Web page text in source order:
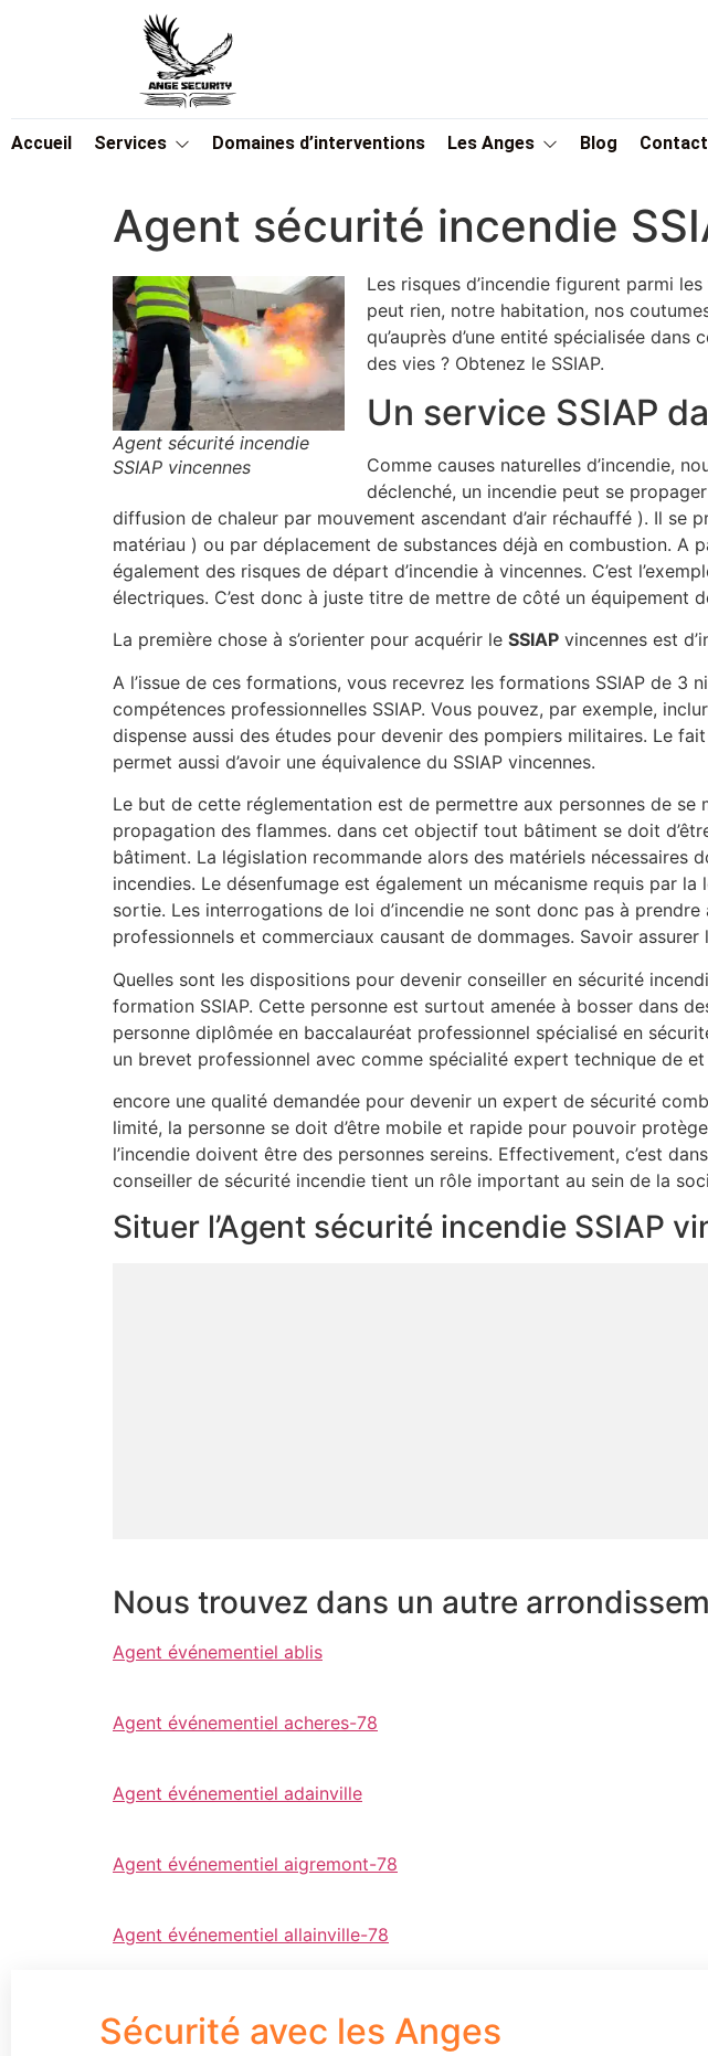
Accueil Services Domaines d’interventions Les Anges Blog Contact
Agent sécurité incendie
Agent sécurité incendie
SSIAP vincennes
Les risques d’incendie figurent parmi
peut rien, notre habitation, nos
qu’auprès d’une entité spécialisée
des vies ? Obtenez le SSIAP.
Un service SSIAP
Comme causes naturelles d’incendie,
déclenché, un incendie peut se
diffusion de chaleur par mouvement ascendant d’air réchauffé ). Il se
matériau ) ou par déplacement de substances déjà en combustion.
également des risques de départ d’incendie à vincennes. C’est
électriques. C’est donc à juste titre de mettre de côté un équipement
La première chose à s’orienter pour acquérir le SSIAP vincennes est
A l’issue de ces formations, vous recevrez les formations SSIAP de 3
compétences professionnelles SSIAP. Vous pouvez, par exemple,
dispense aussi des études pour devenir des pompiers militaires. Le
permet aussi d’avoir une équivalence du SSIAP vincennes.
Le but de cette réglementation est de permettre aux personnes de
propagation des flammes. dans cet objectif tout bâtiment se doit
bâtiment. La législation recommande alors des matériels
incendies. Le désenfumage est également un mécanisme requis par
sortie. Les interrogations de loi d’incendie ne sont donc pas à
professionnels et commerciaux causant de dommages. Savoir assurer
Quelles sont les dispositions pour devenir conseiller en sécurité
formation SSIAP. Cette personne est surtout amenée à bosser dans
personne diplômée en baccalauréat professionnel spécialisé en
un brevet professionnel avec comme spécialité expert technique de
encore une qualité demandée pour devenir un expert de sécurité
limité, la personne se doit d’être mobile et rapide pour pouvoir
l’incendie doivent être des personnes sereins. Effectivement, c’est
conseiller de sécurité incendie tient un rôle important au sein de la
Situer l’Agent sécurité incendie SSIAP
Nous trouvez dans un autre
Agent événementiel ablis
Agent événementiel acheres-78
Agent événementiel adainville
Agent événementiel aigremont-78
Agent événementiel allainville-78
Sécurité avec les Anges